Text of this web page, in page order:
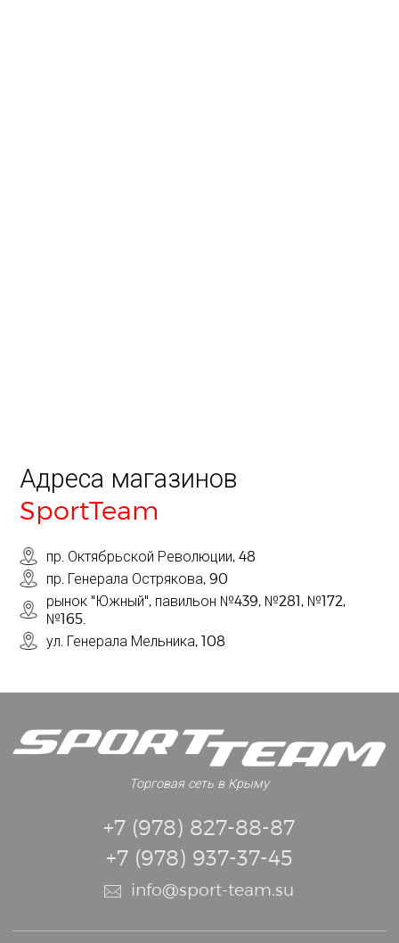
Адреса магазинов
SportTeam
пр. Октябрьской Революции, 48
пр. Генерала Острякова, 90
рынок "Южный", павильон №439, №281, №172,
№165.
ул. Генерала Мельника, 108
Торговая сеть в Крыму
+7 (978) 827-88-87
+7 (978) 937-37-45
info@sport-team.su